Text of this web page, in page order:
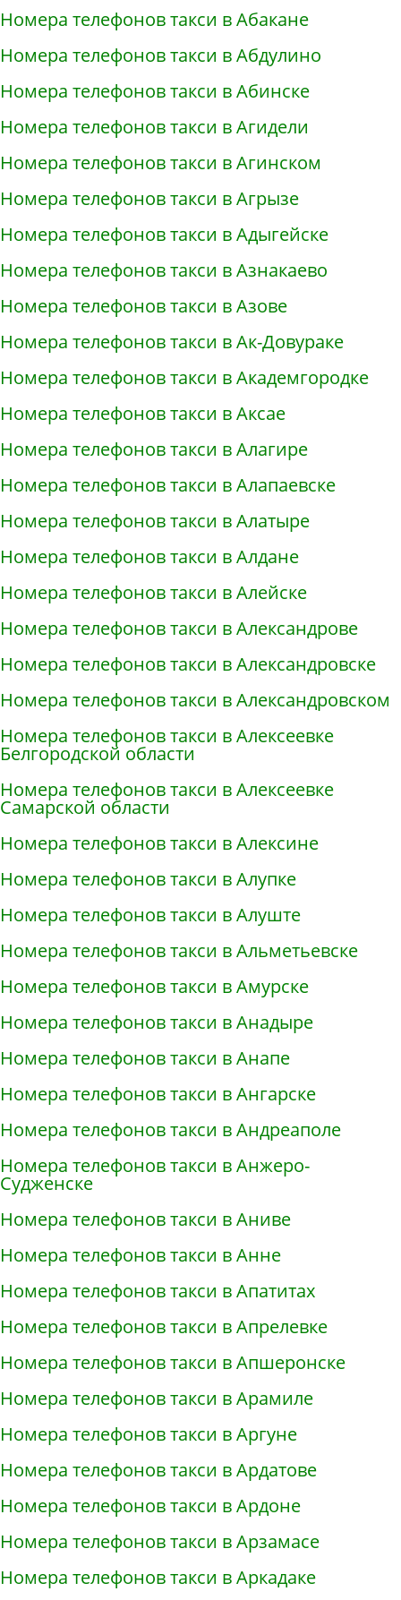
Номера телефонов такси в Абакане
Номера телефонов такси в Абдулино
Номера телефонов такси в Абинске
Номера телефонов такси в Агидели
Номера телефонов такси в Агинском
Номера телефонов такси в Агрызе
Номера телефонов такси в Адыгейске
Номера телефонов такси в Азнакаево
Номера телефонов такси в Азове
Номера телефонов такси в Ак-Довураке
Номера телефонов такси в Академгородке
Номера телефонов такси в Аксае
Номера телефонов такси в Алагире
Номера телефонов такси в Алапаевске
Номера телефонов такси в Алатыре
Номера телефонов такси в Алдане
Номера телефонов такси в Алейске
Номера телефонов такси в Александрове
Номера телефонов такси в Александровске
Номера телефонов такси в Александровском
Номера телефонов такси в Алексеевке
Белгородской области
Номера телефонов такси в Алексеевке
Самарской области
Номера телефонов такси в Алексине
Номера телефонов такси в Алупке
Номера телефонов такси в Алуште
Номера телефонов такси в Альметьевске
Номера телефонов такси в Амурске
Номера телефонов такси в Анадыре
Номера телефонов такси в Анапе
Номера телефонов такси в Ангарске
Номера телефонов такси в Андреаполе
Номера телефонов такси в Анжеро-
Судженске
Номера телефонов такси в Аниве
Номера телефонов такси в Анне
Номера телефонов такси в Апатитах
Номера телефонов такси в Апрелевке
Номера телефонов такси в Апшеронске
Номера телефонов такси в Арамиле
Номера телефонов такси в Аргуне
Номера телефонов такси в Ардатове
Номера телефонов такси в Ардоне
Номера телефонов такси в Арзамасе
Номера телефонов такси в Аркадаке